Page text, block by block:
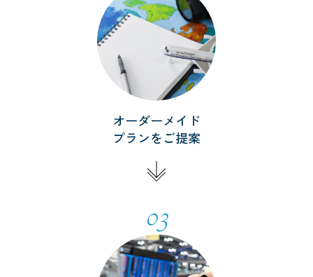
オーダーメイド
プランをご提案
03